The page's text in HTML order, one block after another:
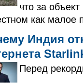
что за
как малое
Индия
Перед